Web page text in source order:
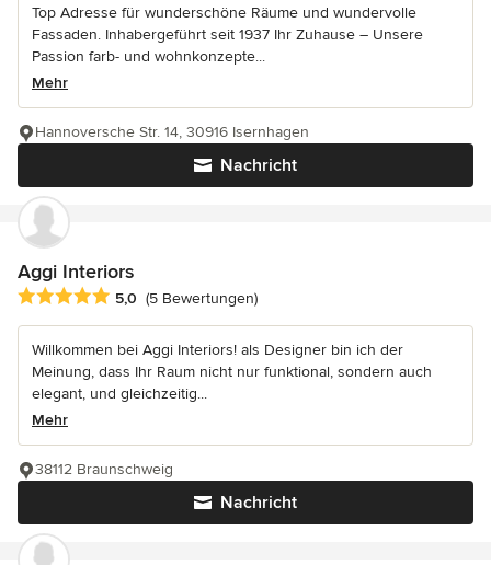
Top Adresse für wunderschöne Räume und wundervolle
Fassaden. Inhabergeführt seit 1937 Ihr Zuhause – Unsere
Passion farb- und wohnkonzepte...
Mehr
Nachricht
Hannoversche Str. 14, 30916 Isernhagen
Aggi Interiors
Durchschnittliche Bewertung: 5 von 5 Sternen
5,0 (5 Bewertungen)
Willkommen bei Aggi Interiors! als Designer bin ich der
Meinung, dass Ihr Raum nicht nur funktional, sondern auch
elegant, und gleichzeitig...
Mehr
Nachricht
38112 Braunschweig